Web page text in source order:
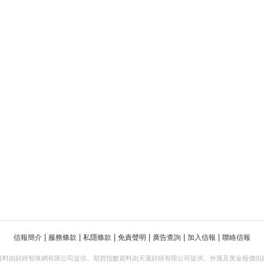
信報簡介 服務條款 私隱條款 免責聲明 廣告查詢 加入信報 聯絡信報
料由財經智珠網有限公司提供。期貨指數資料由天滙財經有限公司提供。外滙及黃金報價由